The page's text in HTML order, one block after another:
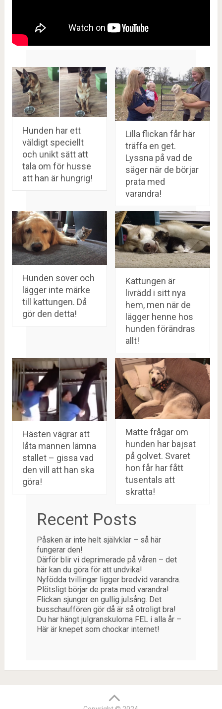
Hunden har ett
väldigt speciellt
och unikt sätt att
tala om för husse
att han är hungrig!
Lilla flickan får här
träffa en get.
Lyssna på vad de
säger när de börjar
prata med
varandra!
Hunden sover och
lägger inte märke
till kattungen. Då
gör den detta!
Kattungen är
livrädd i sitt nya
hem, men när de
lägger henne hos
hunden förändras
allt!
Hästen vägrar att
låta mannen lämna
stallet – gissa vad
den vill att han ska
göra!
Matte frågar om
hunden har bajsat
på golvet. Svaret
hon får har fått
tusentals att
skratta!
Recent Posts
Påsken är inte helt självklar – så här
fungerar den!
Därför blir vi deprimerade på våren – det
här kan du göra för att undvika!
Nyfödda tvillingar ligger bredvid varandra.
Plötsligt börjar de prata med varandra!
Flickan sjunger en gullig julsång. Det
busschauffören gör då är så otroligt bra!
Du har hängt julgranskulorna FEL i alla år –
Här är knepet som chockar internet!